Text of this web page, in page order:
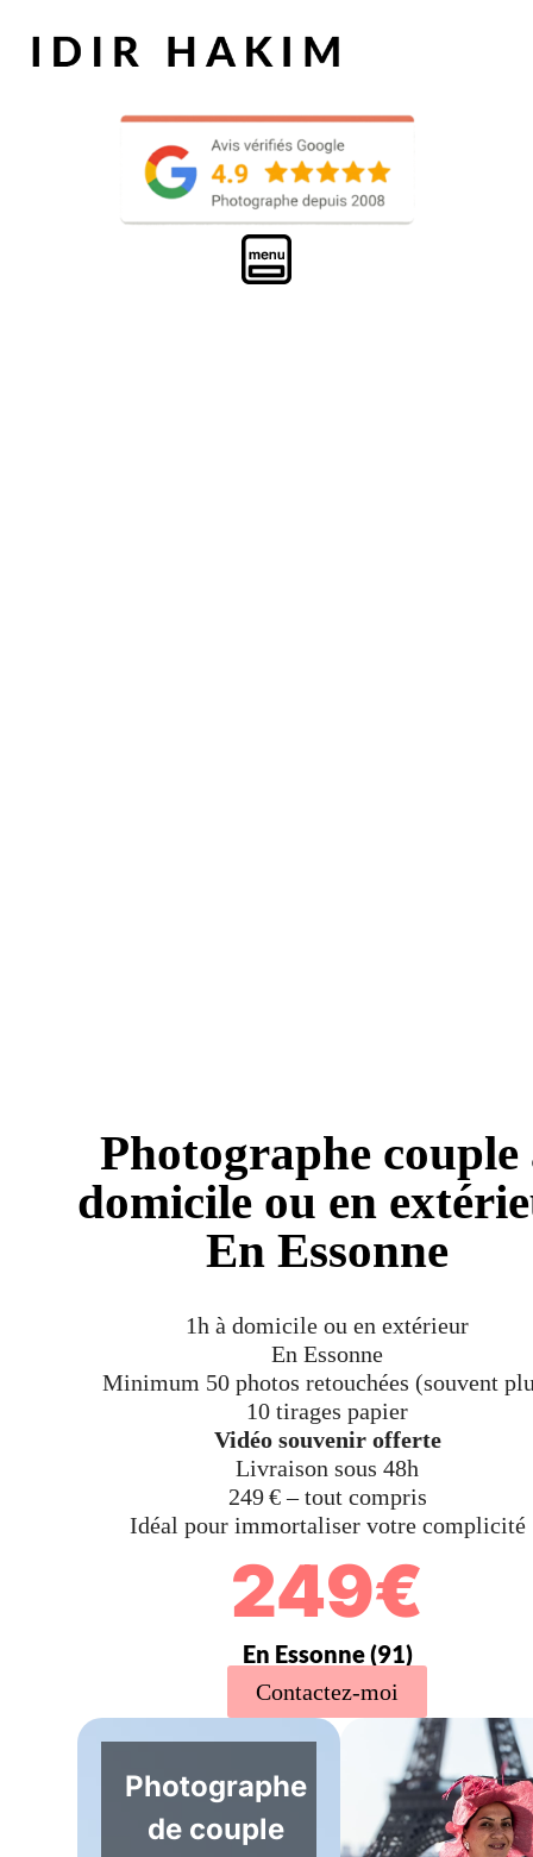
Photographe couple
domicile ou en
En Essonne
1h à domicile ou en extérieur
En Essonne
Minimum 50 photos retouchées (souvent
10 tirages papier
Vidéo souvenir offerte
Livraison sous 48h
249 € – tout compris
Idéal pour immortaliser votre complicité
249€
En Essonne (91)
Contactez-moi
Photographe
de couple